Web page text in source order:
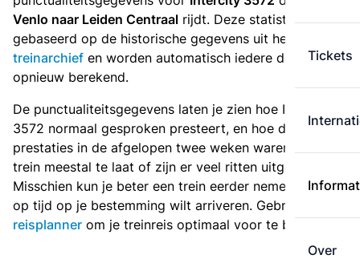
Tickets
Over
Venlo naar Leiden Centraal rijdt. Deze statistieken zijn
gebaseerd op de historische gegevens uit het
treinarchief en worden automatisch iedere dag
opnieuw berekend.
De punctualiteitsgegevens laten je zien hoe Intercity
3572 normaal gesproken presteert, en hoe de
prestaties in de afgelopen twee weken waren. Is deze
trein meestal te laat of zijn er veel ritten uitgevallen?
Misschien kun je beter een trein eerder nemen als je
op tijd op je bestemming wilt arriveren. Gebruik de
reisplanner om je treinreis optimaal voor te bereiden.